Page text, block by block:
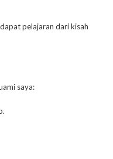
pelajaran dari kisah
saya: